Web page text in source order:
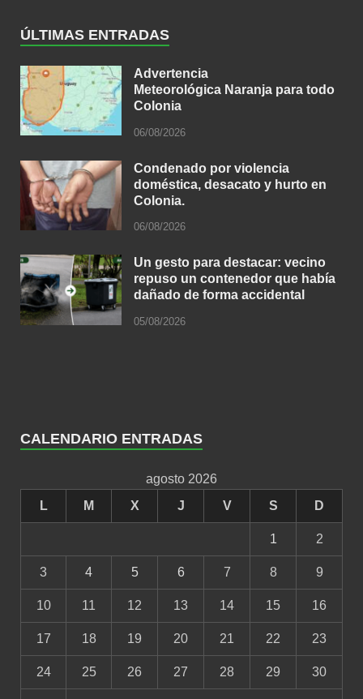
ÚLTIMAS ENTRADAS
Advertencia
Meteorológica Naranja para todo
Colonia
06/08/2026
Condenado por violencia
doméstica, desacato y hurto en
Colonia.
06/08/2026
Un gesto para destacar: vecino
repuso un contenedor que había
dañado de forma accidental
05/08/2026
CALENDARIO ENTRADAS
agosto 2026
L
M X J V S D
1 2
3 4 5 6 7 8 9
10 11 12 13 14 15 16
17 18 19 20 21 22 23
24 25 26 27 28 29 30